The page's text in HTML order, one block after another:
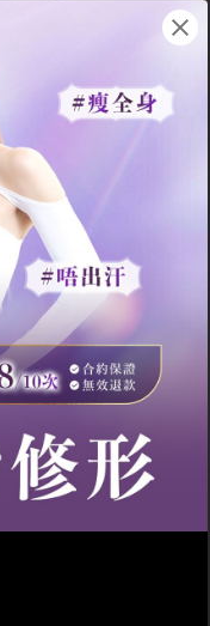
吸收和
要每天吸
無論是
出的結
功。但每
，代謝率
了解自己
有專門的
論飲食或
都是本
若果能先